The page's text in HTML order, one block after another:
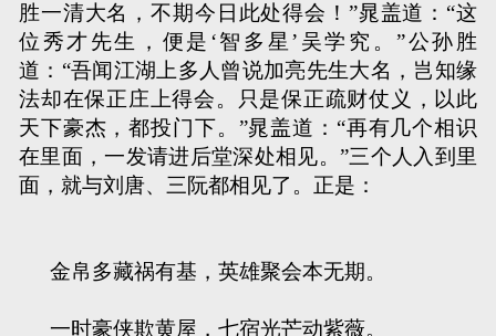
胜一清大名，不期今日此处得会！”晁盖道：“这
位秀才先生，便是‘智多星’吴学究。”公孙胜
道：“吾闻江湖上多人曾说加亮先生大名，岂知缘
法却在保正庄上得会。只是保正疏财仗义，以此
天下豪杰，都投门下。”晁盖道：“再有几个相识
在里面，一发请进后堂深处相见。”三个人入到里
面，就与刘唐、三阮都相见了。正是：
金帛多藏祸有基，英雄聚会本无期。
一时豪侠欺黄屋，七宿光芒动紫薇。